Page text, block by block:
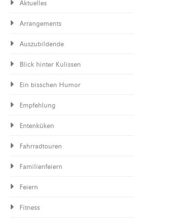
Aktuelles
Arrangements
Auszubildende
Blick hinter Kulissen
Ein bisschen Humor
Empfehlung
Entenküken
Fahrradtouren
Familienfeiern
Feiern
Fitness